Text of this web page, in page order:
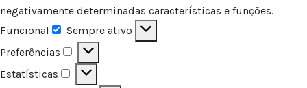
negativamente determinadas características e funções.
Funcional
Funcional
Sempre ativo
Preferências
Preferências
Estatísticas
Estatísticas